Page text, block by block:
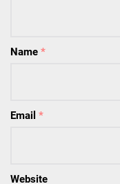
Name *
Email *
Website